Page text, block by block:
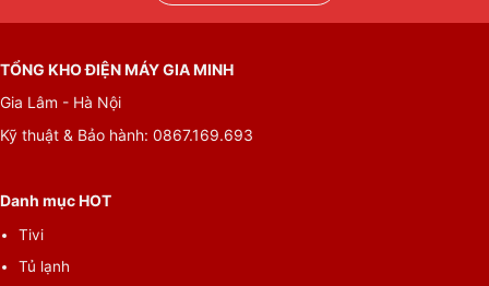
TỔNG KHO ĐIỆN MÁY GIA MINH
Gia Lâm - Hà Nội
Kỹ thuật & Bảo hành: 0867.169.693
Danh mục HOT
Tivi
Tủ lạnh